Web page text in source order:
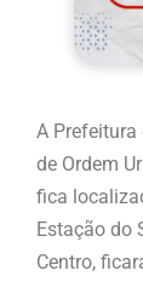
A Prefeitura
de Ordem
fica
Estação do
Centro,